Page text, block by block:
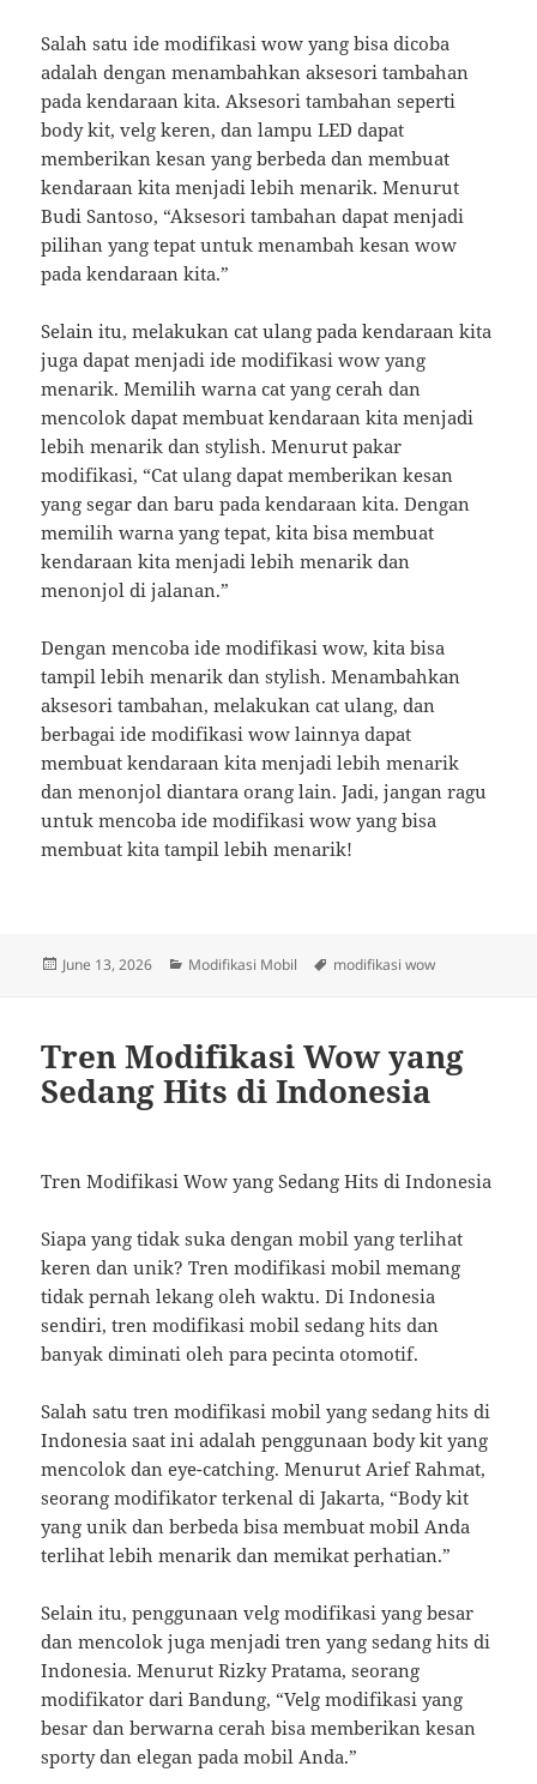
Salah satu ide modifikasi wow yang bisa dicoba
adalah dengan menambahkan aksesori tambahan
pada kendaraan kita. Aksesori tambahan seperti
body kit, velg keren, dan lampu LED dapat
memberikan kesan yang berbeda dan membuat
kendaraan kita menjadi lebih menarik. Menurut
Budi Santoso, “Aksesori tambahan dapat menjadi
pilihan yang tepat untuk menambah kesan wow
pada kendaraan kita.”
Selain itu, melakukan cat ulang pada kendaraan kita
juga dapat menjadi ide modifikasi wow yang
menarik. Memilih warna cat yang cerah dan
mencolok dapat membuat kendaraan kita menjadi
lebih menarik dan stylish. Menurut pakar
modifikasi, “Cat ulang dapat memberikan kesan
yang segar dan baru pada kendaraan kita. Dengan
memilih warna yang tepat, kita bisa membuat
kendaraan kita menjadi lebih menarik dan
menonjol di jalanan.”
Dengan mencoba ide modifikasi wow, kita bisa
tampil lebih menarik dan stylish. Menambahkan
aksesori tambahan, melakukan cat ulang, dan
berbagai ide modifikasi wow lainnya dapat
membuat kendaraan kita menjadi lebih menarik
dan menonjol diantara orang lain. Jadi, jangan ragu
untuk mencoba ide modifikasi wow yang bisa
membuat kita tampil lebih menarik!
Posted
June 13, 2026 Categories
Modifikasi Mobil Tags
modifikasi wow
Tren Modifikasi Wow yang
Sedang Hits di Indonesia
Tren Modifikasi Wow yang Sedang Hits di Indonesia
Siapa yang tidak suka dengan mobil yang terlihat
keren dan unik? Tren modifikasi mobil memang
tidak pernah lekang oleh waktu. Di Indonesia
sendiri, tren modifikasi mobil sedang hits dan
banyak diminati oleh para pecinta otomotif.
Salah satu tren modifikasi mobil yang sedang hits di
Indonesia saat ini adalah penggunaan body kit yang
mencolok dan eye-catching. Menurut Arief Rahmat,
seorang modifikator terkenal di Jakarta, “Body kit
yang unik dan berbeda bisa membuat mobil Anda
terlihat lebih menarik dan memikat perhatian.”
Selain itu, penggunaan velg modifikasi yang besar
dan mencolok juga menjadi tren yang sedang hits di
Indonesia. Menurut Rizky Pratama, seorang
modifikator dari Bandung, “Velg modifikasi yang
besar dan berwarna cerah bisa memberikan kesan
sporty dan elegan pada mobil Anda.”